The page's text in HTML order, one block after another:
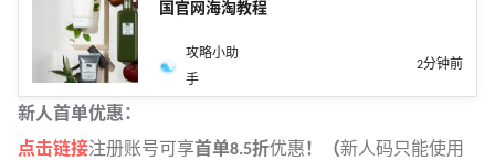
国官网海淘教程
攻略小助
手
2分钟前
新人首单优惠：
点击链接注册账号可享首单8.5折优惠！（新人码只能使用